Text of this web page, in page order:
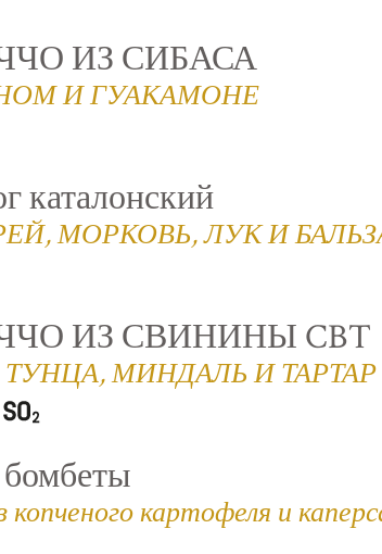
ИЗ СИБАСА
И ГУАКАМОНЕ
каталонский
МОРКОВЬ, ЛУК И
ИЗ СВИНИНЫ CBT
МИНДАЛЬ И
копченого картофеля и